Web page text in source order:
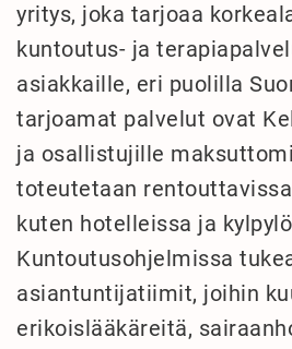
yritys, joka tarjoaa
kuntoutus- ja
asiakkaille, eri puolilla
tarjoamat palvelut ovat
ja osallistujille
toteutetaan
kuten hotelleissa ja
Kuntoutusohjelmissa
asiantuntijatiimit, joihin
erikoislääkäreitä,